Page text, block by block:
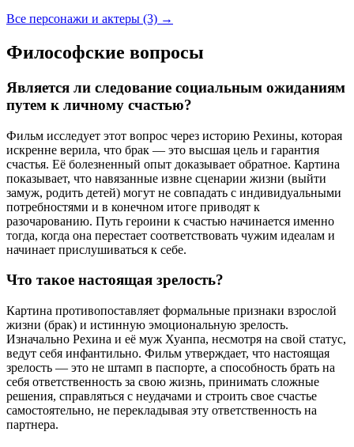
Все персонажи и актеры (3) →
Философские вопросы
Является ли следование социальным ожиданиям
путем к личному счастью?
Фильм исследует этот вопрос через историю Рехины, которая
искренне верила, что брак — это высшая цель и гарантия
счастья. Её болезненный опыт доказывает обратное. Картина
показывает, что навязанные извне сценарии жизни (выйти
замуж, родить детей) могут не совпадать с индивидуальными
потребностями и в конечном итоге приводят к
разочарованию. Путь героини к счастью начинается именно
тогда, когда она перестает соответствовать чужим идеалам и
начинает прислушиваться к себе.
Что такое настоящая зрелость?
Картина противопоставляет формальные признаки взрослой
жизни (брак) и истинную эмоциональную зрелость.
Изначально Рехина и её муж Хуанпа, несмотря на свой статус,
ведут себя инфантильно. Фильм утверждает, что настоящая
зрелость — это не штамп в паспорте, а способность брать на
себя ответственность за свою жизнь, принимать сложные
решения, справляться с неудачами и строить свое счастье
самостоятельно, не перекладывая эту ответственность на
партнера.